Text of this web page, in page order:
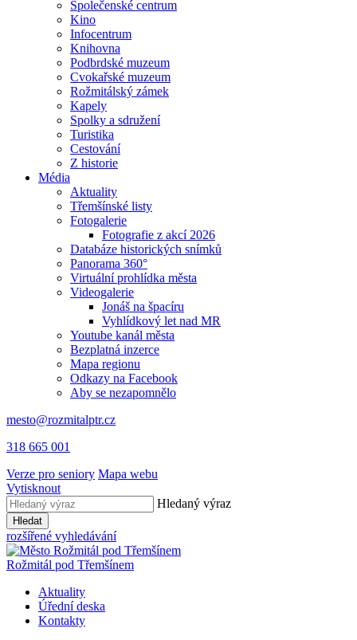
Společenské centrum
Kino
Infocentrum
Knihovna
Podbrdské muzeum
Cvokařské muzeum
Rožmitálský zámek
Kapely
Spolky a sdružení
Turistika
Cestování
Z historie
Média
Aktuality
Třemšínské listy
Fotogalerie
Fotografie z akcí 2026
Databáze historických snímků
Panorama 360°
Virtuální prohlídka města
Videogalerie
Jonáš na špacíru
Vyhlídkový let nad MR
Youtube kanál města
Bezplatná inzerce
Mapa regionu
Odkazy na Facebook
Aby se nezapomnělo
mesto@rozmitalptr.cz
318 665 001
Verze pro seniory Mapa webu
Vytisknout
Hledaný výraz
Hledat
rozšířené vyhledávání
Rožmitál pod Třemšínem
Aktuality
Úřední deska
Kontakty